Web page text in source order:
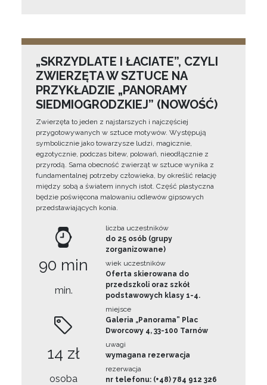
„SKRZYDLATE I ŁACIATE”, CZYLI
ZWIERZĘTA W SZTUCE NA
PRZYKŁADZIE „PANORAMY
SIEDMIOGRODZKIEJ” (NOWOŚĆ)
Zwierzęta to jeden z najstarszych i najczęściej
przygotowywanych w sztuce motywów. Występują
symbolicznie jako towarzysze ludzi, magicznie,
egzotycznie, podczas bitew, polowań, nieodłącznie z
przyrodą. Sama obecność zwierząt w sztuce wynika z
fundamentalnej potrzeby człowieka, by określić relację
między sobą a światem innych istot. Część plastyczna
będzie poświęcona malowaniu odlewów gipsowych
przedstawiających konia.
90 min
min.
14 zł
osoba
liczba uczestników
do 25 osób (grupy
zorganizowane)
wiek uczestników
Oferta skierowana do
przedszkoli oraz szkół
podstawowych klasy 1-4.
miejsce
Galeria „Panorama” Plac
Dworcowy 4, 33-100 Tarnów
uwagi
wymagana rezerwacja
rezerwacja
nr telefonu: (+48) 784 912 326